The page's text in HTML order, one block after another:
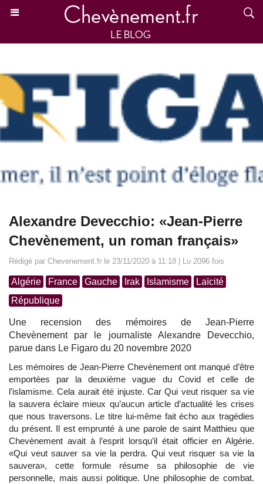
Alexandre Devecchio: «Jean-Pierre
Chevènement, un roman français»
Rédigé par Chevenement.fr le 23/11/2020 à 11:18 | Lu 2096 fois
Algérie France Gauche Irak Islamisme
Laïcité
République
Une recension des mémoires de Jean-Pierre
Chevènement par le journaliste Alexandre Devecchio,
parue dans Le Figaro du 20 novembre 2020
Les mémoires de Jean-Pierre Chevènement ont manqué d’être
emportées par la deuxième vague du Covid et celle de
l’islamisme. Cela aurait été injuste. Car Qui veut risquer sa vie
la sauvera éclaire mieux qu’aucun article d’actualité les crises
que nous traversons. Le titre lui-même fait écho aux tragédies
du présent. Il est emprunté à une parole de saint Matthieu que
Chevènement avait à l’esprit lorsqu’il était officier en Algérie.
«Qui veut sauver sa vie la perdra. Qui veut risquer sa vie la
sauvera», cette formule résume sa philosophie de vie
personnelle, mais aussi politique. Une philosophie de combat.